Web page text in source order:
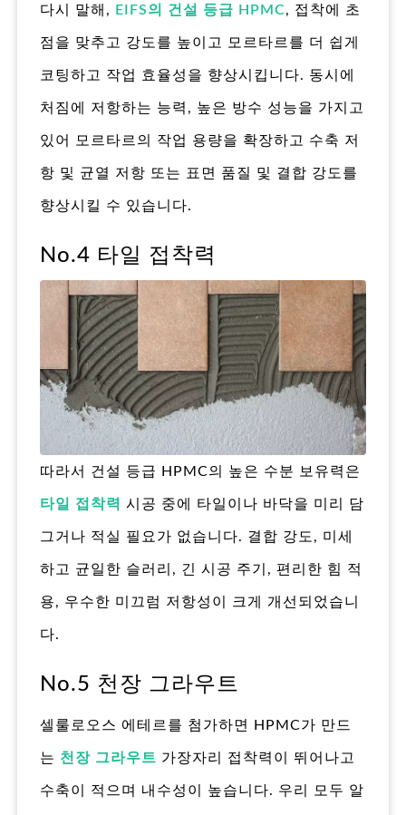
다시 말해, EIFS의 건설 등급 HPMC, 접착에 초
점을 맞추고 강도를 높이고 모르타르를 더 쉽게
코팅하고 작업 효율성을 향상시킵니다. 동시에
처짐에 저항하는 능력, 높은 방수 성능을 가지고
있어 모르타르의 작업 용량을 확장하고 수축 저
항 및 균열 저항 또는 표면 품질 및 결합 강도를
향상시킬 수 있습니다.
No.4 타일 접착력
따라서 건설 등급 HPMC의 높은 수분 보유력은
타일 접착력 시공 중에 타일이나 바닥을 미리 담
그거나 적실 필요가 없습니다. 결합 강도, 미세
하고 균일한 슬러리, 긴 시공 주기, 편리한 힘 적
용, 우수한 미끄럼 저항성이 크게 개선되었습니
다.
No.5 천장 그라우트
셀룰로오스 에테르를 첨가하면 HPMC가 만드
는 천장 그라우트 가장자리 접착력이 뛰어나고
수축이 적으며 내수성이 높습니다. 우리 모두 알